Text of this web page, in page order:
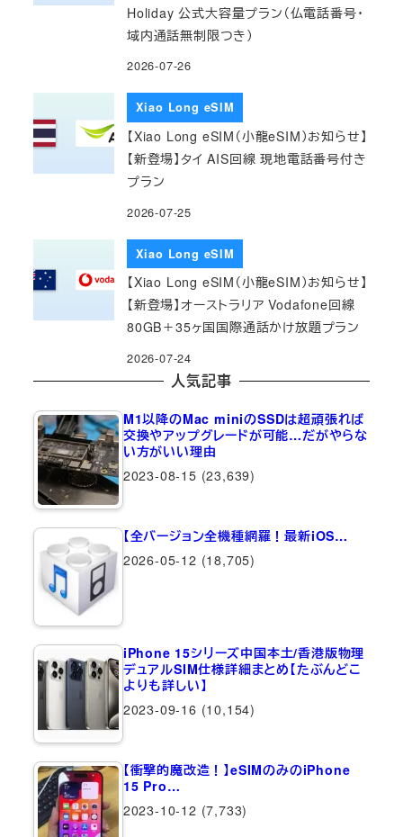
Holiday 公式大容量プラン（仏電話番号・
域内通話無制限つき）
2026-07-26
Xiao Long eSIM
【Xiao Long eSIM（小龍eSIM）お知らせ】
【新登場】タイ AIS回線 現地電話番号付き
プラン
2026-07-25
Xiao Long eSIM
【Xiao Long eSIM（小龍eSIM）お知らせ】
【新登場】オーストラリア Vodafone回線
80GB＋35ヶ国国際通話かけ放題プラン
2026-07-24
人気記事
M1以降のMac miniのSSDは超頑張れば
交換やアップグレードが可能…だがやらな
い方がいい理由
2023-08-15 (23,639)
【全バージョン全機種網羅！最新iOS…
2026-05-12 (18,705)
iPhone 15シリーズ中国本土/香港版物理
デュアルSIM仕様詳細まとめ【たぶんどこ
よりも詳しい】
2023-09-16 (10,154)
【衝撃的魔改造！】eSIMのみのiPhone
15 Pro…
2023-10-12 (7,733)